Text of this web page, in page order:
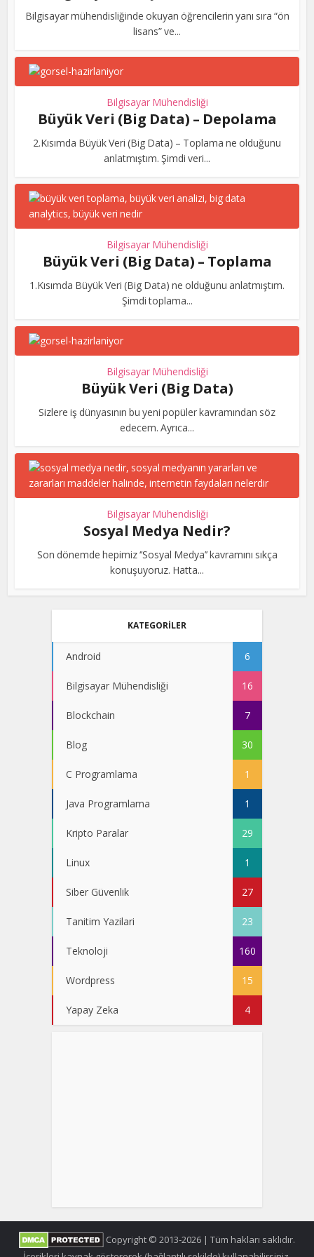
Bilgisayar mühendisliğinde okuyan öğrencilerin yanı sıra “ön
lisans” ve...
Bilgisayar Mühendisliği
Büyük Veri (Big Data) – Depolama
2.Kısımda Büyük Veri (Big Data) – Toplama ne olduğunu
anlatmıştım. Şimdi veri...
Bilgisayar Mühendisliği
Büyük Veri (Big Data) – Toplama
1.Kısımda Büyük Veri (Big Data) ne olduğunu anlatmıştım.
Şimdi toplama...
Bilgisayar Mühendisliği
Büyük Veri (Big Data)
Sizlere iş dünyasının bu yeni popüler kavramından söz
edecem. Ayrıca...
Bilgisayar Mühendisliği
Sosyal Medya Nedir?
Son dönemde hepimiz ‘’Sosyal Medya’’ kavramını sıkça
konuşuyoruz. Hatta...
KATEGORİLER
Android 6
Bilgisayar Mühendisliği 16
Blockchain 7
Blog 30
C Programlama 1
Java Programlama 1
Kripto Paralar 29
Linux 1
Siber Güvenlik 27
Tanitim Yazilari 23
Teknoloji 160
Wordpress 15
Yapay Zeka 4
Copyright © 2013-2026 | Tüm hakları saklıdır.